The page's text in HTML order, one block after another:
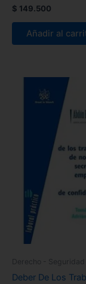
$ 149.500
Añadir al
Derecho -
Deber De Los